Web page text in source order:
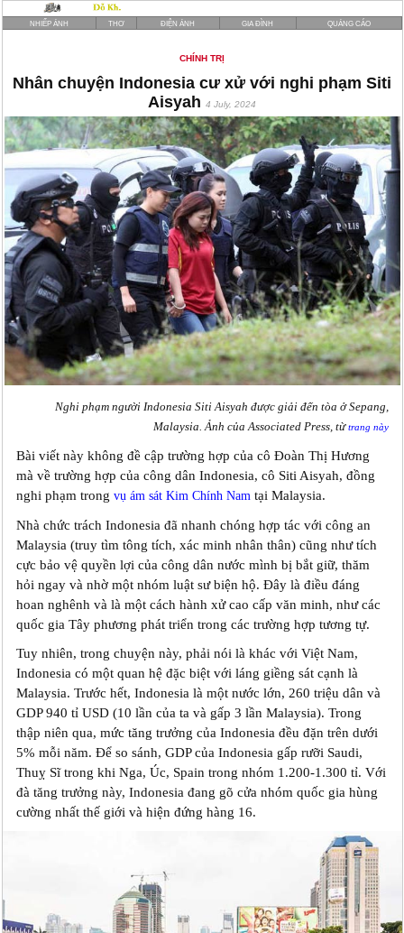
NHIẾP ẢNH THƠ ĐIỆN ẢNH GIA ĐÌNH QUẢNG CÁO
CHÍNH TRỊ
Nhân chuyện Indonesia cư xử với nghi phạm Siti
Aisyah 4 July, 2024
Nghi phạm người Indonesia Siti Aisyah được giải đến tòa ở Sepang,
Malaysia. Ảnh của Associated Press, từtrang này
Bài viết này không đề cập trường hợp của cô Đoàn Thị Hương
mà về trường hợp của công dân Indonesia, cô Siti Aisyah, đồng
nghi phạm trong vụ ám sát Kim Chính Nam tại Malaysia.
Nhà chức trách Indonesia đã nhanh chóng hợp tác với công an
Malaysia (truy tìm tông tích, xác minh nhân thân) cũng như tích
cực bảo vệ quyền lợi của công dân nước mình bị bắt giữ, thăm
hỏi ngay và nhờ một nhóm luật sư biện hộ. Đây là điều đáng
hoan nghênh và là một cách hành xử cao cấp văn minh, như các
quốc gia Tây phương phát triển trong các trường hợp tương tự.
Tuy nhiên, trong chuyện này, phải nói là khác với Việt Nam,
Indonesia có một quan hệ đặc biệt với láng giềng sát cạnh là
Malaysia. Trước hết, Indonesia là một nước lớn, 260 triệu dân và
GDP 940 tỉ USD (10 lần của ta và gấp 3 lần Malaysia). Trong
thập niên qua, mức tăng trưởng của Indonesia đều đặn trên dưới
5% mỗi năm. Để so sánh, GDP của Indonesia gấp rưỡi Saudi,
Thuỵ Sĩ trong khi Nga, Úc, Spain trong nhóm 1.200-1.300 tỉ. Với
đà tăng trưởng này, Indonesia đang gõ cửa nhóm quốc gia hùng
cường nhất thế giới và hiện đứng hàng 16.